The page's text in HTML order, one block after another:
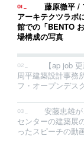
藤原徹平 /
アーキテクツラボ
館での「BENTO
場構成の写真
【ap job
周平建築設計事務
フ・オープンデス
安藤忠雄
センターの建築展
ったスピーチの動